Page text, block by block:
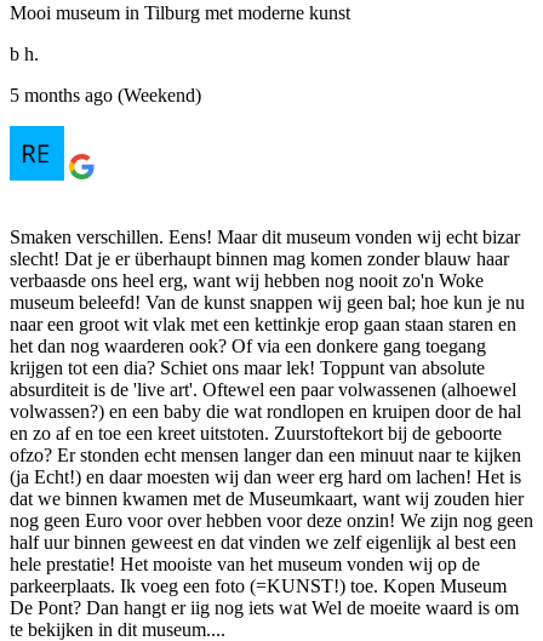
Mooi museum in Tilburg met moderne kunst
b h.
5 months ago (Weekend)
Smaken verschillen. Eens! Maar dit museum vonden wij echt bizar
slecht! Dat je er überhaupt binnen mag komen zonder blauw haar
verbaasde ons heel erg, want wij hebben nog nooit zo'n Woke
museum beleefd! Van de kunst snappen wij geen bal; hoe kun je nu
naar een groot wit vlak met een kettinkje erop gaan staan staren en
het dan nog waarderen ook? Of via een donkere gang toegang
krijgen tot een dia? Schiet ons maar lek! Toppunt van absolute
absurditeit is de 'live art'. Oftewel een paar volwassenen (alhoewel
volwassen?) en een baby die wat rondlopen en kruipen door de hal
en zo af en toe een kreet uitstoten. Zuurstoftekort bij de geboorte
ofzo? Er stonden echt mensen langer dan een minuut naar te kijken
(ja Echt!) en daar moesten wij dan weer erg hard om lachen! Het is
dat we binnen kwamen met de Museumkaart, want wij zouden hier
nog geen Euro voor over hebben voor deze onzin! We zijn nog geen
half uur binnen geweest en dat vinden we zelf eigenlijk al best een
hele prestatie! Het mooiste van het museum vonden wij op de
parkeerplaats. Ik voeg een foto (=KUNST!) toe. Kopen Museum
De Pont? Dan hangt er iig nog iets wat Wel de moeite waard is om
te bekijken in dit museum....